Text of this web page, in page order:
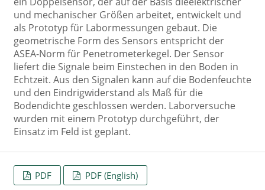
und mechanischer Größen arbeitet, entwickelt und
als Prototyp für Labormessungen gebaut. Die
geometrische Form des Sensors entspricht der
ASEA-Norm für Penetrometerkegel. Der Sensor
liefert die Signale beim Einstechen in den Boden in
Echtzeit. Aus den Signalen kann auf die Bodenfeuchte
und den Eindrigwiderstand als Maß für die
Bodendichte geschlossen werden. Laborversuche
wurden mit einem Prototyp durchgeführt, der
Einsatz im Feld ist geplant.
PDF PDF (English)